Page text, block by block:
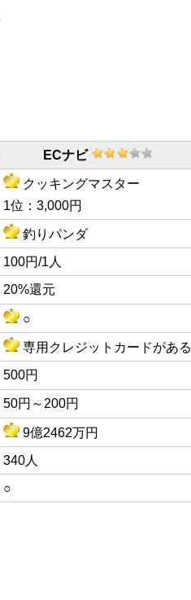
ECナビ
クッキングマスター
1位：3,000円
釣りパンダ
100円/1人
20%還元
○
専用クレジットカードがある
500円
50円～200円
9億2462万円
340人
○